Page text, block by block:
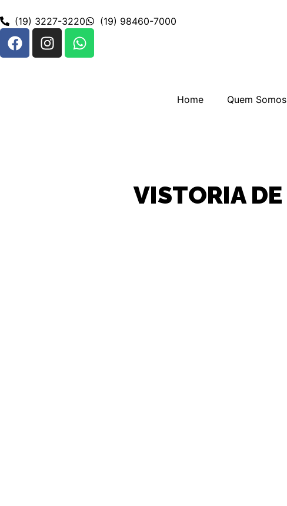
(19) 3227-3220 (19) 98460-7000
Home Quem Somos
VISTORIA DE